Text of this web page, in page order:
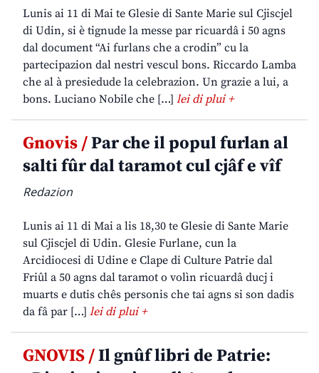
Lunis ai 11 di Mai te Glesie di Sante Marie sul Cjiscjel
di Udin, si è tignude la messe par ricuardâ i 50 agns
dal document “Ai furlans che a crodin” cu la
partecipazion dal nestri vescul bons. Riccardo Lamba
che al à presiedude la celebrazion. Un grazie a lui, a
bons. Luciano Nobile che […] lei di plui +
Gnovis /Par che il popul furlan al
salti fûr dal taramot cul cjâf e vîf
Redazion
Lunis ai 11 di Mai a lis 18,30 te Glesie di Sante Marie
sul Cjiscjel di Udin. Glesie Furlane, cun la
Arcidiocesi di Udine e Clape di Culture Patrie dal
Friûl a 50 agns dal taramot o volìn ricuardâ ducj i
muarts e dutis chês personis che tai agns si son dadis
da fâ par […] lei di plui +
GNOVIS /Il gnûf libri de Patrie: